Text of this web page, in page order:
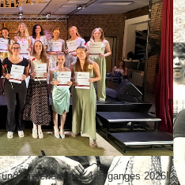
Erziehern des Jahrganges 2026!